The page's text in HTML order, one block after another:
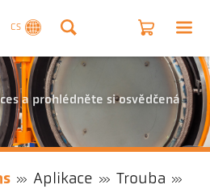
CS
a prohlédněte si osvědčená
Aplikace
Trouba